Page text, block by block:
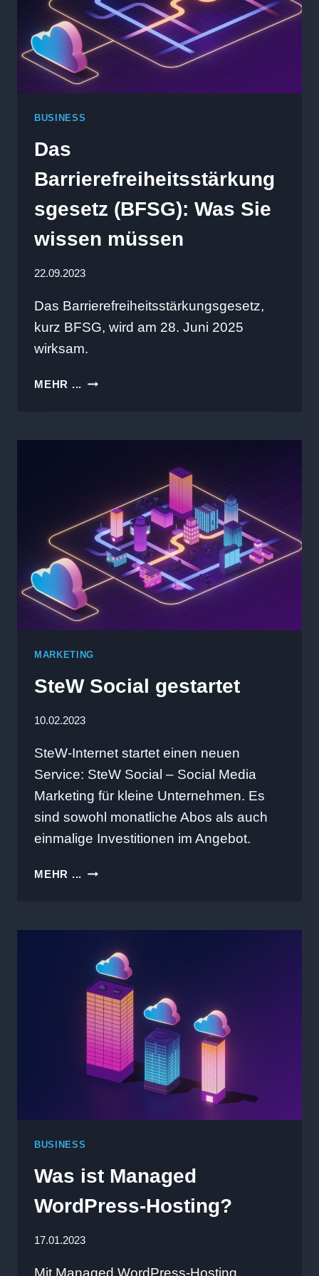
BUSINESS
Das
Barrierefreiheitsstärkung
sgesetz (BFSG): Was Sie
wissen müssen
22.09.2023
Das Barrierefreiheitsstärkungsgesetz,
kurz BFSG, wird am 28. Juni 2025
wirksam.
MEHR ... DAS
MARKETING
SteW Social gestartet
10.02.2023
SteW-Internet startet einen neuen
Service: SteW Social – Social Media
Marketing für kleine Unternehmen. Es
sind sowohl monatliche Abos als auch
einmalige Investitionen im Angebot.
MEHR ... STEW
BUSINESS
Was ist Managed
WordPress-Hosting?
17.01.2023